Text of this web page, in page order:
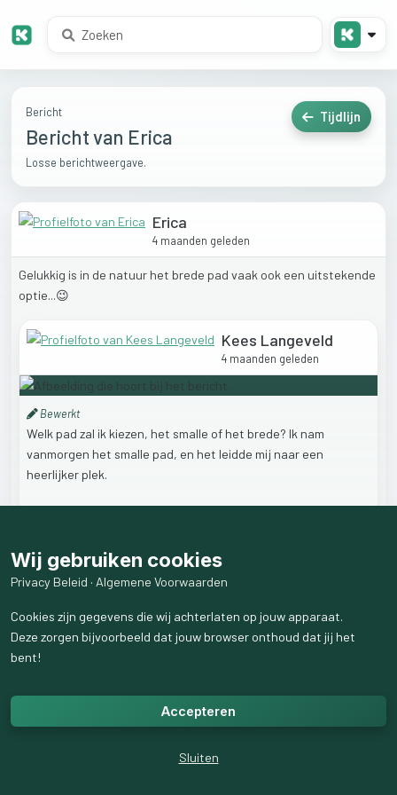
Bericht
Bericht van Erica
Losse berichtweergave.
Tijdlijn
Erica
4 maanden geleden
Gelukkig is in de natuur het brede pad vaak ook een uitstekende
optie...😉
Kees Langeveld
4 maanden geleden
Bewerkt
Welk pad zal ik kiezen, het smalle of het brede? Ik nam
vanmorgen het smalle pad, en het leidde mij naar een
heerlijker plek.
8likes 4weergaven
Wij gebruiken cookies
Privacy Beleid · Algemene Voorwaarden
Cookies zijn gegevens die wij achterlaten op jouw apparaat.
Deze zorgen bijvoorbeeld dat jouw browser onthoud dat jij het
bent!
Accepteren
Sluiten